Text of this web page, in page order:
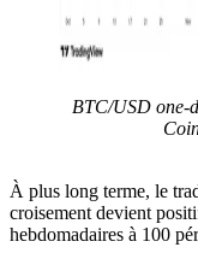
BTC/USD one-
À plus long terme, le
croisement devient
hebdomadaires à 100